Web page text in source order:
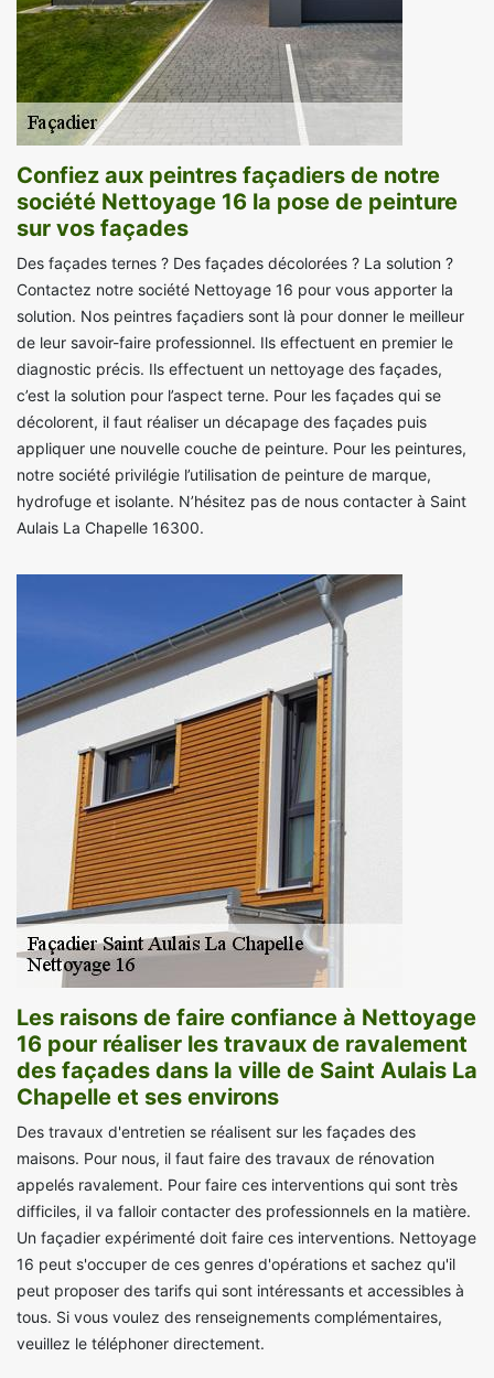
Confiez aux peintres façadiers de notre
société Nettoyage 16 la pose de peinture
sur vos façades
Des façades ternes ? Des façades décolorées ? La solution ?
Contactez notre société Nettoyage 16 pour vous apporter la
solution. Nos peintres façadiers sont là pour donner le meilleur
de leur savoir-faire professionnel. Ils effectuent en premier le
diagnostic précis. Ils effectuent un nettoyage des façades,
c’est la solution pour l’aspect terne. Pour les façades qui se
décolorent, il faut réaliser un décapage des façades puis
appliquer une nouvelle couche de peinture. Pour les peintures,
notre société privilégie l’utilisation de peinture de marque,
hydrofuge et isolante. N’hésitez pas de nous contacter à Saint
Aulais La Chapelle 16300.
Les raisons de faire confiance à Nettoyage
16 pour réaliser les travaux de ravalement
des façades dans la ville de Saint Aulais La
Chapelle et ses environs
Des travaux d'entretien se réalisent sur les façades des
maisons. Pour nous, il faut faire des travaux de rénovation
appelés ravalement. Pour faire ces interventions qui sont très
difficiles, il va falloir contacter des professionnels en la matière.
Un façadier expérimenté doit faire ces interventions. Nettoyage
16 peut s'occuper de ces genres d'opérations et sachez qu'il
peut proposer des tarifs qui sont intéressants et accessibles à
tous. Si vous voulez des renseignements complémentaires,
veuillez le téléphoner directement.